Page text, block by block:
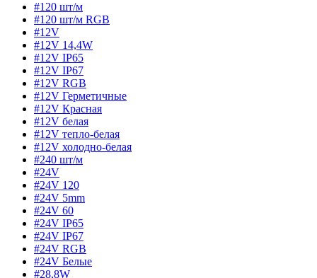
#120 шт/м
#120 шт/м RGB
#12V
#12V 14,4W
#12V IP65
#12V IP67
#12V RGB
#12V Герметичные
#12V Красная
#12V белая
#12V тепло-белая
#12V холодно-белая
#240 шт/м
#24V
#24V 120
#24V 5mm
#24V 60
#24V IP65
#24V IP67
#24V RGB
#24V Белые
#28,8W